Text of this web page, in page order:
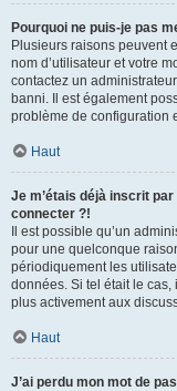
Pourquoi ne puis-je pas
Plusieurs raisons peuvent
nom d’utilisateur et votre
contactez un
banni. Il est également
problème de configuration
Haut
Je m’étais déjà inscrit
connecter ?!
Il est possible qu’un
pour une quelconque
périodiquement les
données. Si tel était le
plus activement aux
Haut
J’ai perdu mon mot de